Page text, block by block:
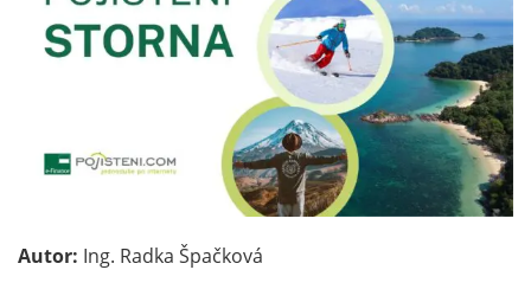
Autor: Ing. Radka Špačková